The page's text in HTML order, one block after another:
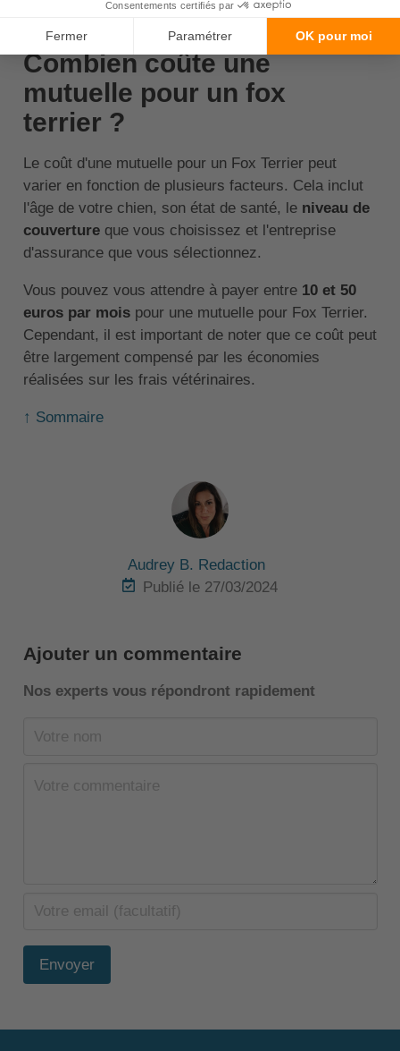
Combien coûte une
mutuelle pour un fox
terrier ?
Le coût d'une mutuelle pour un Fox Terrier peut
varier en fonction de plusieurs facteurs. Cela inclut
l'âge de votre chien, son état de santé, le niveau de
couvertureque vous choisissez et l'entreprise
d'assurance que vous sélectionnez.
Vous pouvez vous attendre à payer entre 10 et 50
euros par moispour une mutuelle pour Fox Terrier.
Cependant, il est important de noter que ce coût peut
être largement compensé par les économies
réalisées sur les frais vétérinaires.
↑ Sommaire
Audrey B. Redaction
Publié le 27/03/2024
Ajouter un commentaire
Nos experts vous répondront rapidement
Envoyer